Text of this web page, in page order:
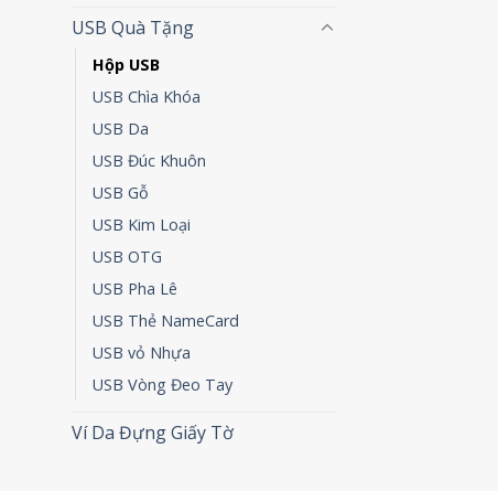
USB Quà Tặng
Hộp USB
USB Chìa Khóa
USB Da
USB Đúc Khuôn
USB Gỗ
USB Kim Loại
USB OTG
USB Pha Lê
USB Thẻ NameCard
USB vỏ Nhựa
USB Vòng Đeo Tay
Ví Da Đựng Giấy Tờ